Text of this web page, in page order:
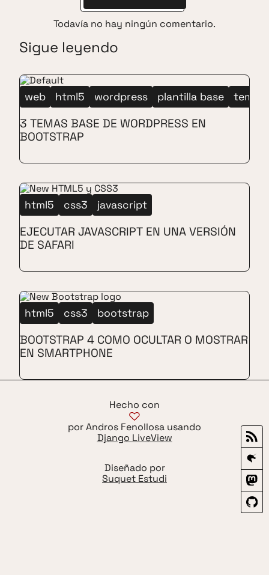
Todavía no hay ningún comentario.
Sigue leyendo
web html5 wordpress plantilla base tema
3 TEMAS BASE DE WORDPRESS EN
BOOTSTRAP
html5 css3 javascript
EJECUTAR JAVASCRIPT EN UNA VERSIÓN
DE SAFARI
html5 css3 bootstrap
BOOTSTRAP 4 COMO OCULTAR O MOSTRAR
EN SMARTPHONE
Hecho con
por Andros Fenollosa usando
Django LiveView
Diseñado por
Suquet Estudi